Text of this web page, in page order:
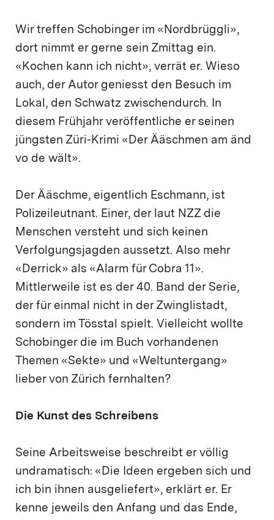
Wir treffen Schobinger im «Nordbrüggli»,
dort nimmt er gerne sein Zmittag ein.
«Kochen kann ich nicht», verrät er. Wieso
auch, der Autor geniesst den Besuch im
Lokal, den Schwatz zwischendurch. In
diesem Frühjahr veröffentliche er seinen
jüngsten Züri-Krimi «Der Ääschmen am änd
vo de wält».
Der Ääschme, eigentlich Eschmann, ist
Polizeileutnant. Einer, der laut NZZ die
Menschen versteht und sich keinen
Verfolgungsjagden aussetzt. Also mehr
«Derrick» als «Alarm für Cobra 11».
Mittlerweile ist es der 40. Band der Serie,
der für einmal nicht in der Zwinglistadt,
sondern im Tösstal spielt. Vielleicht wollte
Schobinger die im Buch vorhandenen
Themen «Sekte» und «Weltuntergang»
lieber von Zürich fernhalten?
Die Kunst des Schreibens
Seine Arbeitsweise beschreibt er völlig
undramatisch: «Die Ideen ergeben sich und
ich bin ihnen ausgeliefert», erklärt er. Er
kenne jeweils den Anfang und das Ende,